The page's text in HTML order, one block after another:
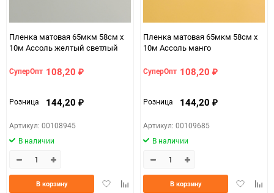
Пленка матовая 65мкм 58см х
10м Ассоль желтый светлый
СуперОпт 108,20 ₽
Розница 144,20 ₽
Артикул: 00108945
В наличии
ДобавитьДобавить
В корзину
Пленка матовая 65мкм 58см х
10м Ассоль манго
СуперОпт 108,20 ₽
Розница 144,20 ₽
Артикул: 00109685
В наличии
Добавить
В корзину